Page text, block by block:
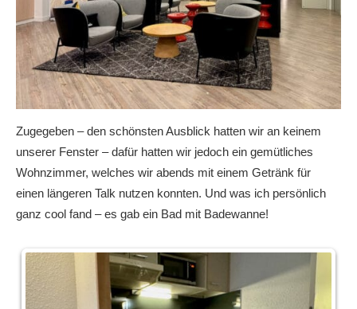
Zugegeben – den schönsten Ausblick hatten wir an keinem
unserer Fenster – dafür hatten wir jedoch ein gemütliches
Wohnzimmer, welches wir abends mit einem Getränk für
einen längeren Talk nutzen konnten. Und was ich persönlich
ganz cool fand – es gab ein Bad mit Badewanne!